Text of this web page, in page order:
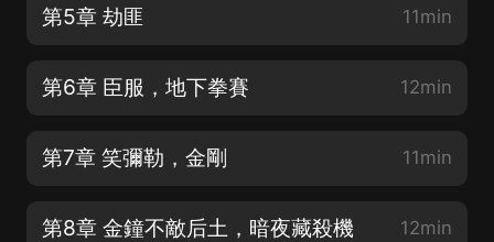
第5章 劫匪 11min
第6章 臣服，地下拳賽 12min
第7章 笑彌勒，金剛 11min
第8章 金鐘不敵后土，暗夜藏殺機 12min